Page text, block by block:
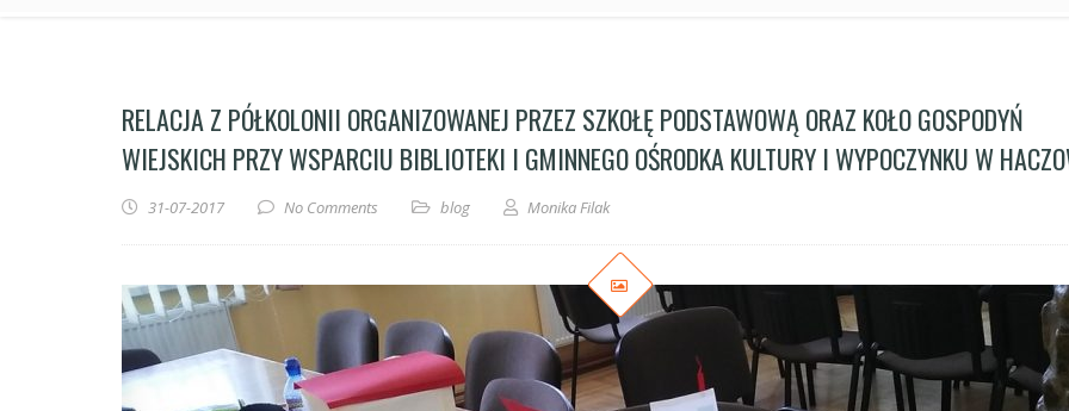
RELACJA Z PÓŁKOLONII ORGANIZOWANEJ PRZEZ SZKOŁĘ PODSTAWOWĄ ORAZ KOŁO GOSPODYŃ
WIEJSKICH PRZY WSPARCIU BIBLIOTEKI I GMINNEGO OŚRODKA KULTURY I WYPOCZYNKU W
31-07-2017 No Comments blog Monika Filak